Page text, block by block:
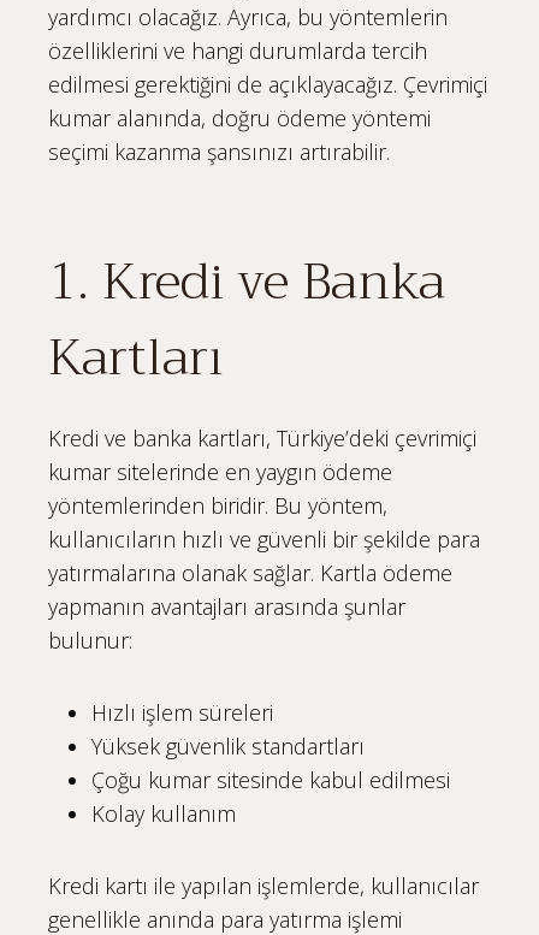
yardımcı olacağız. Ayrıca, bu yöntemlerin
özelliklerini ve hangi durumlarda tercih
edilmesi gerektiğini de açıklayacağız. Çevrimiçi
kumar alanında, doğru ödeme yöntemi
seçimi kazanma şansınızı artırabilir.
1. Kredi ve Banka
Kartları
Kredi ve banka kartları, Türkiye’deki çevrimiçi
kumar sitelerinde en yaygın ödeme
yöntemlerinden biridir. Bu yöntem,
kullanıcıların hızlı ve güvenli bir şekilde para
yatırmalarına olanak sağlar. Kartla ödeme
yapmanın avantajları arasında şunlar
bulunur:
Hızlı işlem süreleri
Yüksek güvenlik standartları
Çoğu kumar sitesinde kabul edilmesi
Kolay kullanım
Kredi kartı ile yapılan işlemlerde, kullanıcılar
genellikle anında para yatırma işlemi